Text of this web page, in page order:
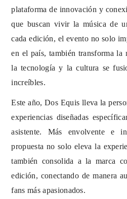
plataforma de innovación y
que buscan vivir la música de
cada edición, el evento no solo
en el país, también transforma la
la tecnología y la cultura se
increíbles.
Este año, Dos Equis lleva la
experiencias diseñadas
asistente. Más envolvente e
propuesta no solo eleva la
también consolida a la marca
edición, conectando de manera
fans más apasionados.